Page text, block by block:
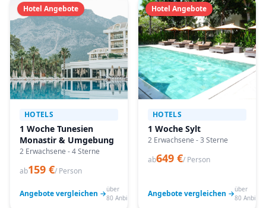
Hotel Angebote
HOTELS
1 Woche Tunesien
Monastir & Umgebung
2 Erwachsene - 4 Sterne
ab159 €/ Person
Angebote vergleichen →über
80 Anbieter
Hotel Angebote
HOTELS
1 Woche Sylt
2 Erwachsene - 3 Sterne
ab649 €/ Person
Angebote vergleichen →über
80